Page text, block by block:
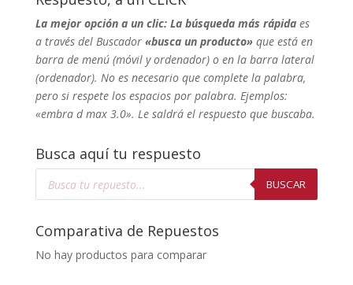
La mejor opción a un clic: La búsqueda más rápida es
a través del Buscador«busca un producto»que está en
barra de menú (móvil y ordenador) o en la barra lateral
(ordenador). Noes necesario que complete la palabra,
pero si respete los espacios por palabra. Ejemplos:
«embra d max 3.0». Le saldrá el respuesto que buscaba.
Busca aquí tu respuesto
Búsqueda
BUSCAR
Comparativa de Repuestos
No hay productos para comparar